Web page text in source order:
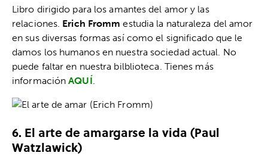
Libro dirigido para los amantes del amor y las
relaciones. Erich Fromm estudia la naturaleza del amor
en sus diversas formas así como el significado que le
damos los humanos en nuestra sociedad actual. No
puede faltar en nuestra bilblioteca. Tienes más
informaciónAQUÍ.
6. El arte de amargarse la vida (Paul
Watzlawick)